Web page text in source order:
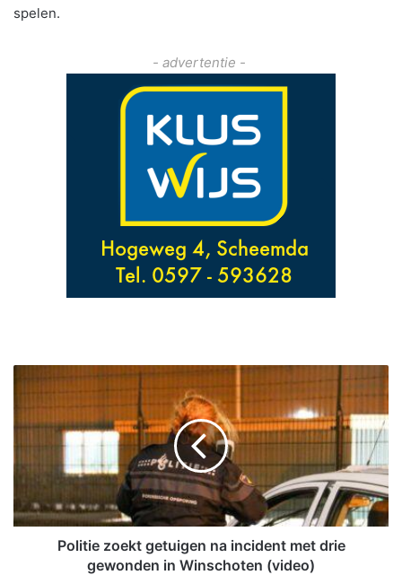
spelen.
- advertentie -
l
i
t
i
o
Politie zoekt getuigen na incident met drie
gewonden in Winschoten (video)